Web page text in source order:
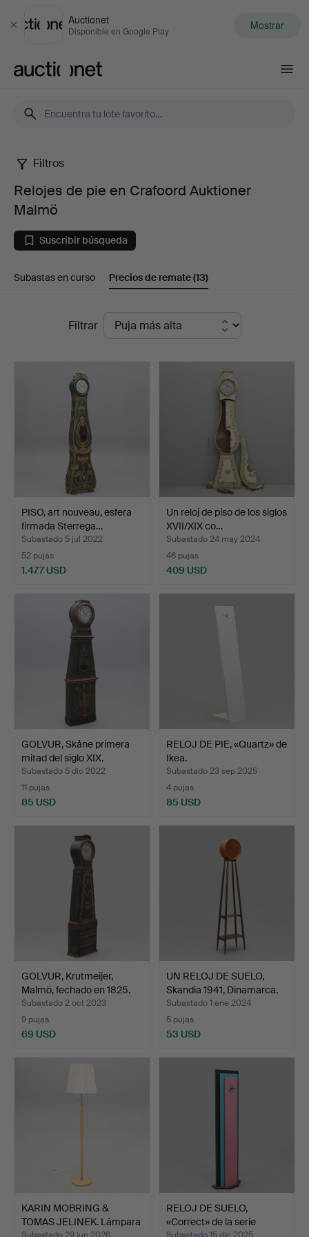
Cerrar
Auctionet
Disponible en Google Play Mostrar
Relojes
de
pie
en
Auktioner
Filtros
Relojes de pie en Crafoord Auktioner
Malmö
Suscribir búsqueda
Subastas en curso Precios de remate(13)
Filtrar
PISO, art nouveau, esfera
firmada Sterrega…
Subastado 5 jul 2022
52 pujas
1.477 USD
Un reloj de piso de los siglos
XVII/XIX co…
Subastado 24 may 2024
46 pujas
409 USD
GOLVUR, Skåne primera
mitad del siglo XIX.
Subastado 5 dic 2022
11 pujas
85 USD
RELOJ DE PIE, «Quartz» de
Ikea.
Subastado 23 sep 2025
4 pujas
85 USD
GOLVUR, Krutmeijer,
Malmö, fechado en 1825.
Subastado 2 oct 2023
9 pujas
69 USD
UN RELOJ DE SUELO,
Skandia 1941, Dinamarca.
Subastado 1 ene 2024
5 pujas
53 USD
KARIN MOBRING &
TOMAS JELINEK. Lámpara
Subastado 29 jun 2026
RELOJ DE SUELO,
«Correct» de la serie
Subastado 15 dic 2025